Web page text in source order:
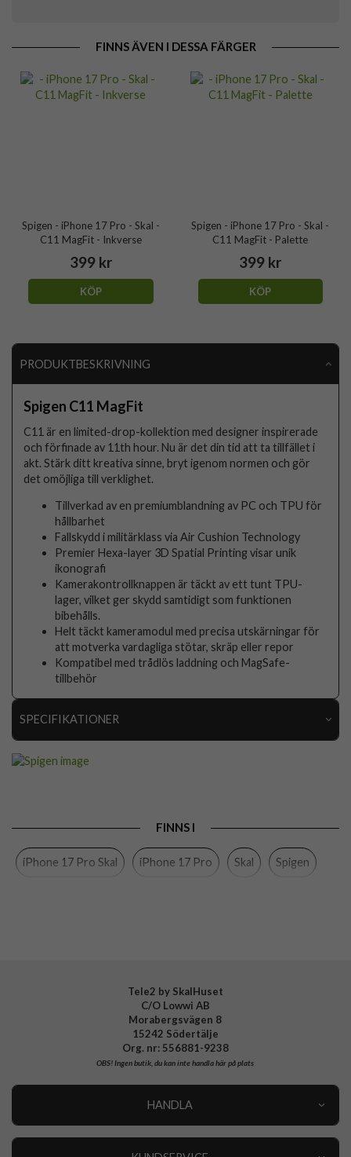
FINNS ÄVEN I DESSA FÄRGER
Spigen - iPhone 17 Pro - Skal -
C11 MagFit - Inkverse
399 kr
KÖP
Spigen - iPhone 17 Pro - Skal -
C11 MagFit - Palette
399 kr
KÖP
PRODUKTBESKRIVNING
Spigen C11 MagFit
C11 är en limited-drop-kollektion med designer inspirerade
och förfinade av 11th hour. Nu är det din tid att ta tillfället i
akt. Stärk ditt kreativa sinne, bryt igenom normen och gör
det omöjliga till verklighet.
Tillverkad av en premiumblandning av PC och TPU för
hållbarhet
Fallskydd i militärklass via Air Cushion Technology
Premier Hexa-layer 3D Spatial Printing visar unik
ikonografi
Kamerakontrollknappen är täckt av ett tunt TPU-
lager, vilket ger skydd samtidigt som funktionen
bibehålls.
Helt täckt kameramodul med precisa utskärningar för
att motverka vardagliga stötar, skräp eller repor
Kompatibel med trådlös laddning och MagSafe-
tillbehör
SPECIFIKATIONER
Färg Flerfärgad
FINNS I
iPhone 17 Pro Skal iPhone 17 Pro Skal Spigen
Tele2 by SkalHuset
C/O Lowwi AB
Morabergsvägen 8
15242 Södertälje
Org. nr: 556881-9238
OBS!Ingen butik, du kan inte handla här på plats
HANDLA